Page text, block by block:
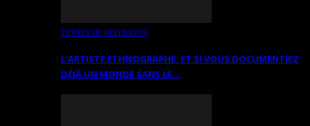
TEXTES DE RÉFLEXION
L’ARTISTE ETHNOGRAPHE: ET SI VOUS DOCUMENTIEZ
DÉJÀ UN MONDE SANS LE…